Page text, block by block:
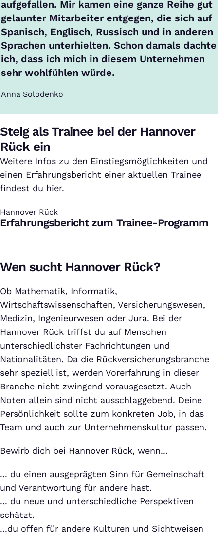
aufgefallen. Mir kamen eine ganze Reihe gut
gelaunter Mitarbeiter entgegen, die sich auf
Spanisch, Englisch, Russisch und in anderen
Sprachen unterhielten. Schon damals dachte
ich, dass ich mich in diesem Unternehmen
sehr wohlfühlen würde.
Anna Solodenko
Steig als Trainee bei der Hannover
Rück ein
Weitere Infos zu den Einstiegsmöglichkeiten und
einen Erfahrungsbericht einer aktuellen Trainee
findest du hier.
Hannover Rück
:
Erfahrungsbericht zum Trainee-Programm
Wen sucht Hannover Rück?
Ob Mathematik, Informatik,
Wirtschaftswissenschaften, Versicherungswesen,
Medizin, Ingenieurwesen oder Jura. Bei der
Hannover Rück triffst du auf Menschen
unterschiedlichster Fachrichtungen und
Nationalitäten. Da die Rückversicherungsbranche
sehr speziell ist, werden Vorerfahrung in dieser
Branche nicht zwingend vorausgesetzt. Auch
Noten allein sind nicht ausschlaggebend. Deine
Persönlichkeit sollte zum konkreten Job, in das
Team und auch zur Unternehmenskultur passen.
Bewirb dich bei Hannover Rück, wenn...
... du einen ausgeprägten Sinn für Gemeinschaft
und Verantwortung für andere hast.
... du neue und unterschiedliche Perspektiven
schätzt.
...du offen für andere Kulturen und Sichtweisen